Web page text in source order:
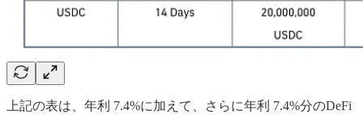
上記の表は、年利 7.4%に加えて、さらに年利 7.4%分のDeFi